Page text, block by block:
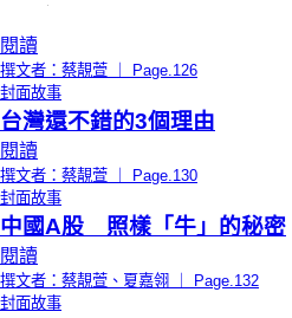
閱讀
撰文者：蔡靚萱 ｜ Page.126
封面故事
台灣還不錯的3個理由
閱讀
撰文者：蔡靚萱 ｜ Page.130
封面故事
中國A股 照樣「牛」的秘密
閱讀
撰文者：蔡靚萱、夏嘉翎 ｜ Page.132
封面故事